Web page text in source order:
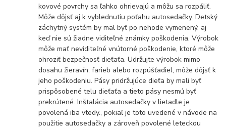
kovové povrchy sa ľahko ohrievajú a môžu sa rozpáliť.
Môže dôjsť aj k vyblednutiu poťahu autosedačky. Detský
záchytný systém by mal byť po nehode vymenený, aj
keď nie sú žiadne viditeľné známky poškodenia. Výrobok
môže mať neviditeľné vnútorné poškodenie, ktoré môže
ohroziť bezpečnosť dieťaťa. Udržujte výrobok mimo
dosahu žieravín, farieb alebo rozpúšťadiel, môže dôjsť k
jeho poškodeniu. Pásy pridržujúce dieťa by mali byť
prispôsobené telu dieťaťa a tieto pásy nesmú byť
prekrútené. Inštalácia autosedačky v lietadle je
povolená iba vtedy., pokiaľ je toto uvedené v návode na
použitie autosedačky a zároveň povolené leteckou